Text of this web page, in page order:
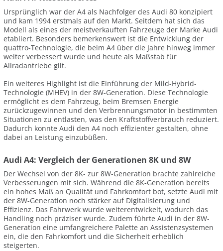
Ursprünglich war der A4 als Nachfolger des Audi 80 konzipiert
und kam 1994 erstmals auf den Markt. Seitdem hat sich das
Modell als eines der meistverkauften Fahrzeuge der Marke Audi
etabliert. Besonders bemerkenswert ist die Entwicklung der
quattro-Technologie, die beim A4 über die Jahre hinweg immer
weiter verbessert wurde und heute als Maßstab für
Allradantriebe gilt.
Ein weiteres Highlight ist die Einführung der Mild-Hybrid-
Technologie (MHEV) in der 8W-Generation. Diese Technologie
ermöglicht es dem Fahrzeug, beim Bremsen Energie
zurückzugewinnen und den Verbrennungsmotor in bestimmten
Situationen zu entlasten, was den Kraftstoffverbrauch reduziert.
Dadurch konnte Audi den A4 noch effizienter gestalten, ohne
dabei an Leistung einzubüßen.
Audi A4: Vergleich der Generationen 8K und 8W
Der Wechsel von der 8K- zur 8W-Generation brachte zahlreiche
Verbesserungen mit sich. Während die 8K-Generation bereits
ein hohes Maß an Qualität und Fahrkomfort bot, setzte Audi mit
der 8W-Generation noch stärker auf Digitalisierung und
Effizienz. Das Fahrwerk wurde weiterentwickelt, wodurch das
Handling noch präziser wurde. Zudem führte Audi in der 8W-
Generation eine umfangreichere Palette an Assistenzsystemen
ein, die den Fahrkomfort und die Sicherheit erheblich
steigerten.